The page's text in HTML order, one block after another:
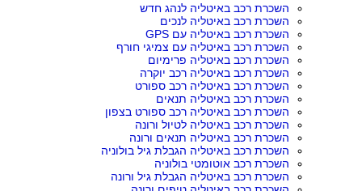
השכרת רכב באיטליה לנהג חדש
השכרת רכב באיטליה לנכים
השכרת רכב באיטליה עם GPS
השכרת רכב באיטליה עם צמיגי חורף
השכרת רכב באיטליה פרימיום
השכרת רכב באיטליה רכב יוקרה
השכרת רכב באיטליה רכב ספורט
השכרת רכב באיטליה תנאים
השכרת רכב באיטליה רכב ספורט בצפון
השכרת רכב באיטליה לטיול ורונה
השכרת רכב באיטליה תנאים ורונה
השכרת רכב באיטליה הגבלת גיל בולוניה
השכרת רכב אוטומטי בולוניה
השכרת רכב באיטליה הגבלת גיל ורונה